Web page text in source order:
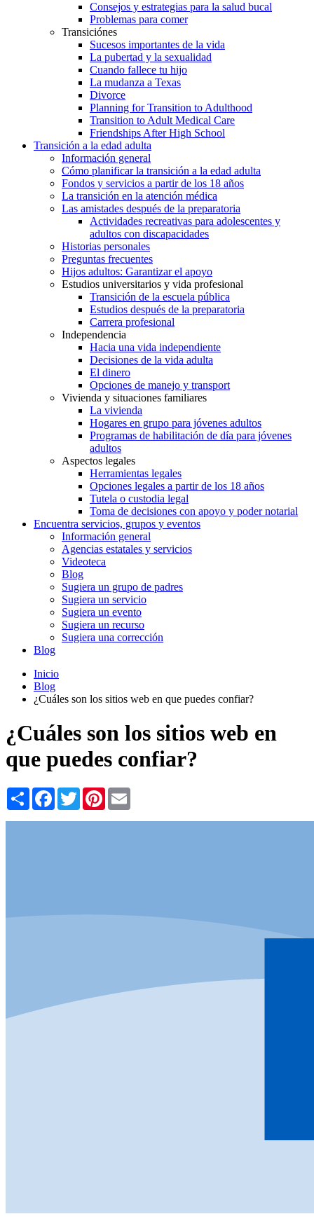
Consejos y estrategias para la salud bucal
Problemas para comer
Transiciónes
Sucesos importantes de la vida
La pubertad y la sexualidad
Cuando fallece tu hijo
La mudanza a Texas
Divorce
Planning for Transition to Adulthood
Transition to Adult Medical Care
Friendships After High School
Transición a la edad adulta
Información general
Cómo planificar la transición a la edad adulta
Fondos y servicios a partir de los 18 años
La transición en la atención médica
Las amistades después de la preparatoria
Actividades recreativas para adolescentes y
adultos con discapacidades
Historias personales
Preguntas frecuentes
Hijos adultos: Garantizar el apoyo
Estudios universitarios y vida profesional
Transición de la escuela pública
Estudios después de la preparatoria
Carrera profesional
Independencia
Hacia una vida independiente
Decisiones de la vida adulta
El dinero
Opciones de manejo y transport
Vivienda y situaciones familiares
La vivienda
Hogares en grupo para jóvenes adultos
Programas de habilitación de día para jóvenes
adultos
Aspectos legales
Herramientas legales
Opciones legales a partir de los 18 años
Tutela o custodia legal
Toma de decisiones con apoyo y poder notarial
Encuentra servicios, grupos y eventos
Información general
Agencias estatales y servicios
Videoteca
Blog
Sugiera un grupo de padres
Sugiera un servicio
Sugiera un evento
Sugiera un recurso
Sugiera una corrección
Blog
Inicio
Blog
¿Cuáles son los sitios web en que puedes confiar?
¿Cuáles son los sitios web en
que puedes confiar?
Share Facebook
TwitterPinterest